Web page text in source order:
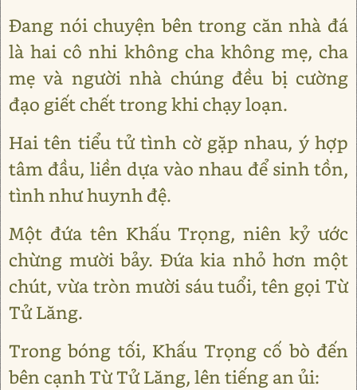
Đang nói chuyện bên trong căn nhà đá
là hai cô nhi không cha không mẹ, cha
mẹ và người nhà chúng đều bị cường
đạo giết chết trong khi chạy loạn.
Hai tên tiểu tử tình cờ gặp nhau, ý hợp
tâm đầu, liền dựa vào nhau để sinh tồn,
tình như huynh đệ.
Một đứa tên Khấu Trọng, niên kỷ ước
chừng mười bảy. Đứa kia nhỏ hơn một
chút, vừa tròn mười sáu tuổi, tên gọi Từ
Tử Lăng.
Trong bóng tối, Khấu Trọng cố bò đến
bên cạnh Từ Tử Lăng, lên tiếng an ủi: